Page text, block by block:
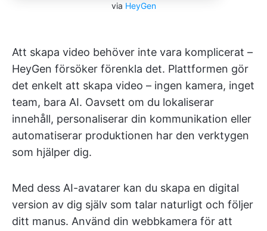
via HeyGen
Att skapa video behöver inte vara komplicerat –
HeyGen försöker förenkla det. Plattformen gör
det enkelt att skapa video – ingen kamera, inget
team, bara AI. Oavsett om du lokaliserar
innehåll, personaliserar din kommunikation eller
automatiserar produktionen har den verktygen
som hjälper dig.
Med dess AI-avatarer kan du skapa en digital
version av dig själv som talar naturligt och följer
ditt manus. Använd din webbkamera för att